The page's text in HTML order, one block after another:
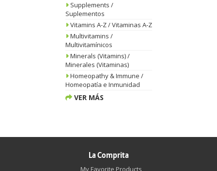
Supplements /
Suplementos
Vitamins A-Z / Vitaminas A-Z
Multivitamins /
Multivitamínicos
Minerals (Vitamins) /
Minerales (Vitaminas)
Homeopathy & Immune /
Homeopatía e Inmunidad
VER MÁS
La Comprita
My Favorite Products